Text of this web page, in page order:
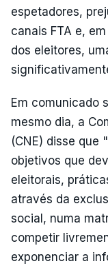
espetadores,
canais FTA e,
dos eleitores,
Em comunicado
mesmo dia, a
(CNE) disse que
objetivos que
eleitorais,
através da
social, numa
competir
exponenciar a